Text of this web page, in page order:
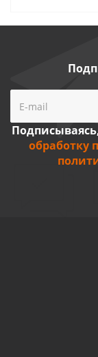
обработку